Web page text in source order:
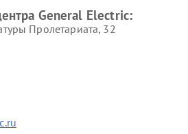
General Electric:
Пролетариата, 32